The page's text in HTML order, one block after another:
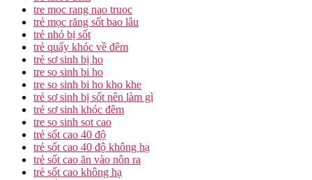
tre moc rang nao truoc
trẻ mọc răng sốt bao lâu
trẻ nhỏ bị sốt
trẻ quấy khóc về đêm
trẻ sơ sinh bị ho
tre so sinh bi ho
tre so sinh bi ho kho khe
trẻ sơ sinh bị sốt nên làm gì
trẻ sơ sinh khóc đêm
tre so sinh sot cao
trẻ sốt cao 40 độ
trẻ sốt cao 40 độ không hạ
trẻ sốt cao ăn vào nôn ra
trẻ sốt cao không hạ